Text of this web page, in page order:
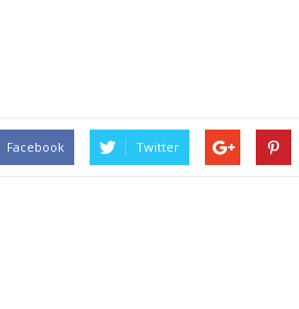
Facebook Twitter